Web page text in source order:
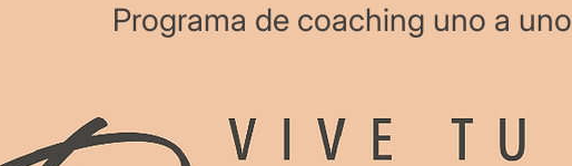
Programa de coaching uno a uno